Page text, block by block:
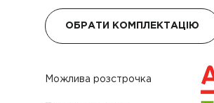
ОБРАТИ КОМПЛЕКТАЦІЮ
Можлива розстрочка